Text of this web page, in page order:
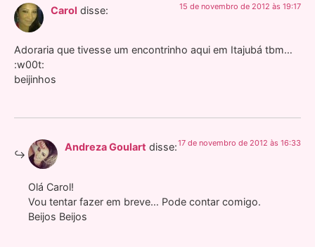
Carol disse: 15 de novembro de 2012 às 19:17
Adoraria que tivesse um encontrinho aqui em Itajubá tbm…
:w00t:
beijinhos
Andreza Goulart disse:17 de novembro de 2012 às 16:33
Olá Carol!
Vou tentar fazer em breve… Pode contar comigo.
Beijos Beijos